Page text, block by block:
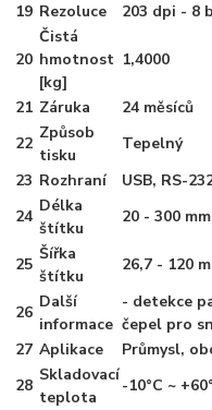
19 Rezoluce 203 dpi - 8
20
Čistá
hmotnost
[kg]
1,4000
21 Záruka
24 měsíců
22
Způsob
tisku
Tepelný
23 Rozhraní
USB, RS-
24
Délka
štítku
20 - 300 mm
25
Šířka
štítku
26,7 - 120
26
Další
informace
- detekce
čepel pro
27 Aplikace
Průmysl,
28
Skladovací
teplota
-10°C ~